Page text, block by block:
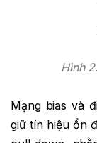
Hình
Mạng bias và
giữ tín hiệu ổn